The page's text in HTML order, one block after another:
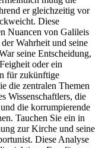
er gleichzeitig vor
Diese
Nuancen von Galileis
Wahrheit und seine
seine Entscheidung,
oder ein
für zukünftige
die zentralen Themen
Wissenschaftlers, die
die korrumpierende
Tauchen Sie ein in
zur Kirche und seine
Diese Analyse